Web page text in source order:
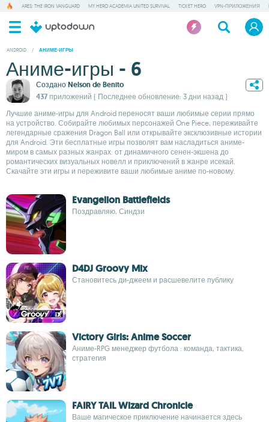
ARES: THE IRON VANGUARD MY HERO ACADEMIA UNITED SURVIVAL TICKET HERO VPN-ПРИЛОЖЕНИЯ
ANDROID / АНИМЕ-ИГРЫ
Аниме-игры - 6
Создано Nelson de Benito
437 приложений ( Последнее обновление: 3 дни назад )
Лучшие аниме-игры для Android переносят ваши любимые серии прямо
на устройство. Собирайте любимых персонажей One Piece, переживайте
легендарные сражения Dragon Ball или открывайте эксклюзивные истории
для Android. Эти бесплатные игры позволят вам насладиться аниме-
миром в самых разных жанрах: от динамичного сенен-экшена до
романтических визуальных новелл и приключений в жанре исекай.
Скачайте эти игры и переживите ваши любимые аниме по-новому.
Evangelion Battlefields
Поздравляю, Синдзи
D4DJ Groovy Mix
Становитесь ди-джеем и расшевелите публику
Victory Girls: Anime Soccer
Аниме-RPG менеджер футбола : команда, тактика,
стратегия
FAIRY TAIL Wizard Chronicle
Ваше магическое приключение начинается здесь